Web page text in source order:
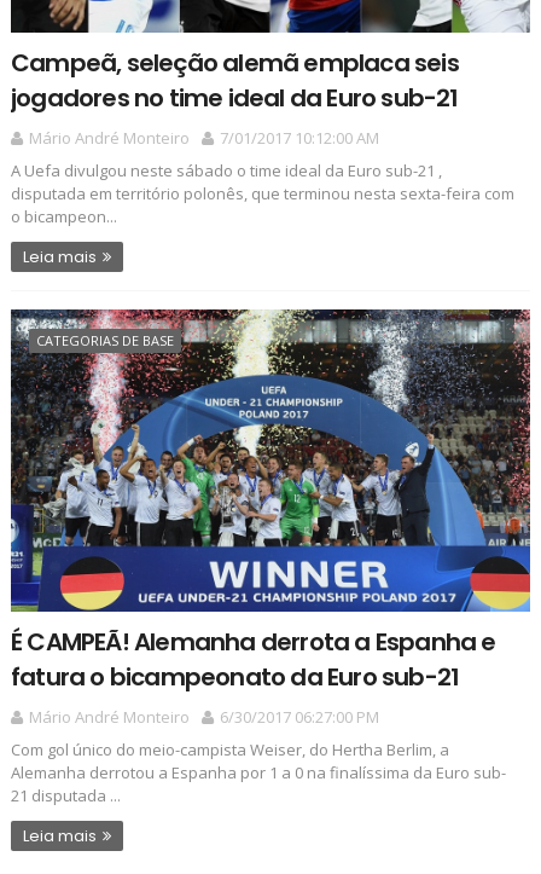
Campeã, seleção alemã emplaca seis
jogadores no time ideal da Euro sub-21
Mário André Monteiro
7/01/2017 10:12:00 AM
A Uefa divulgou neste sábado o time ideal da Euro sub-21 ,
disputada em território polonês, que terminou nesta sexta-feira com
o bicampeon...
Leia mais
CATEGORIAS DE BASE
É CAMPEÃ! Alemanha derrota a Espanha e
fatura o bicampeonato da Euro sub-21
Mário André Monteiro
6/30/2017 06:27:00 PM
Com gol único do meio-campista Weiser, do Hertha Berlim, a
Alemanha derrotou a Espanha por 1 a 0 na finalíssima da Euro sub-
21 disputada ...
Leia mais